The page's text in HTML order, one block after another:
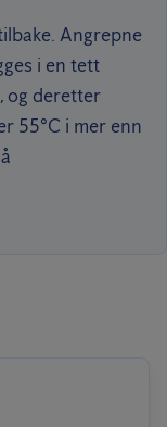
Angrepne
i en tett
og deretter
55°C i mer enn